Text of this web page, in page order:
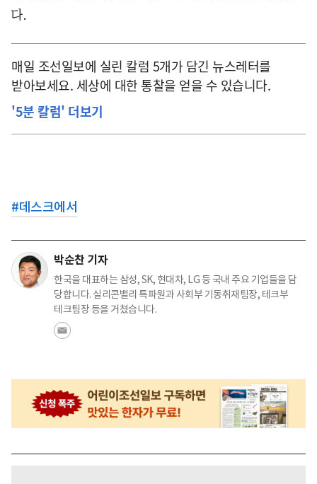
다.
매일 조선일보에 실린 칼럼 5개가 담긴 뉴스레터를
받아보세요. 세상에 대한 통찰을 얻을 수 있습니다.
'5분 칼럼' 더보기
#데스크에서
박순찬 기자
한국을 대표하는 삼성, SK, 현대차, LG 등 국내 주요 기업들을 담
당합니다. 실리콘밸리 특파원과 사회부 기동취재팀장, 테크부
테크팀장 등을 거쳤습니다.